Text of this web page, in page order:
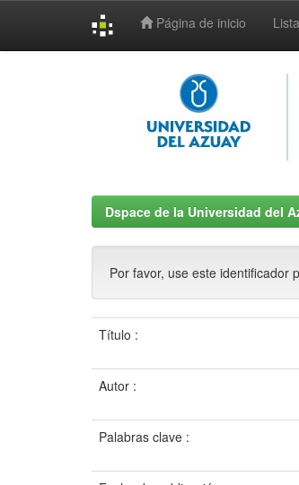
Página de inicio
Dspace de la Universidad del
Por favor, use este identificador
Título :
Autor :
Palabras clave :